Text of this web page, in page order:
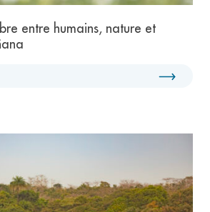
entre humains, nature et